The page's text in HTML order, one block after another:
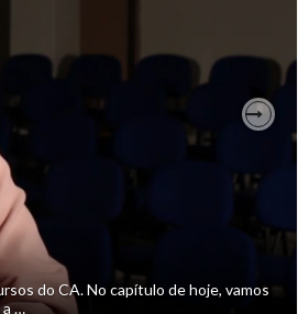
do CA. No capítulo de hoje, vamos
a …
os Cursos do CA. No
Carvalho da Rosa, contou a
Next